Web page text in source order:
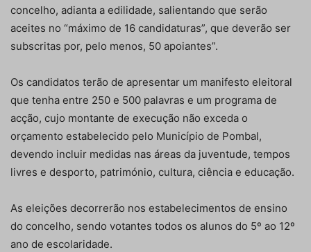
concelho, adianta a edilidade, salientando que serão
aceites no “máximo de 16 candidaturas”, que deverão ser
subscritas por, pelo menos, 50 apoiantes”.
Os candidatos terão de apresentar um manifesto eleitoral
que tenha entre 250 e 500 palavras e um programa de
acção, cujo montante de execução não exceda o
orçamento estabelecido pelo Município de Pombal,
devendo incluir medidas nas áreas da juventude, tempos
livres e desporto, património, cultura, ciência e educação.
As eleições decorrerão nos estabelecimentos de ensino
do concelho, sendo votantes todos os alunos do 5º ao 12º
ano de escolaridade.